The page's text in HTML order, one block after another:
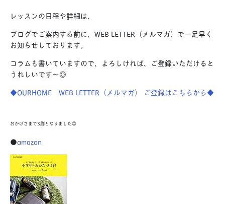
レッスンの日程や詳細は、
ブログでご案内する前に、WEB LETTER（メルマガ）で一足早く
お知らせしております。
コラムも書いていますので、よろしければ、ご登録いただけると
うれしいです〜◎
◆OURHOME WEB LETTER（メルマガ） ご登録はこちらから◆
おかげさまで3刷となりました◎
●amazon